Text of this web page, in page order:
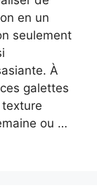
en un
seulement
À
galettes
ou …